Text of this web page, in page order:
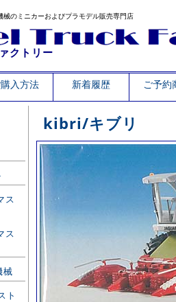
械のミニカーおよびプラモデル販売専門店
クトリー
入方法 新着履歴 ご予約
ス
ス
械
ト
kibri/キブリ